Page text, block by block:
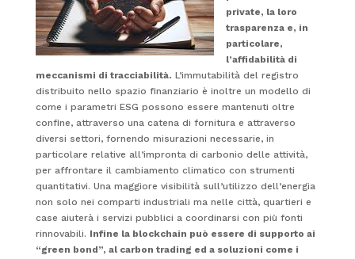
private, la loro
trasparenza e, in
particolare,
l’affidabilità di
meccanismi di tracciabilità. L’immutabilità del registro
distribuito nello spazio finanziario è inoltre un modello di
come i parametri ESG possono essere mantenuti oltre
confine, attraverso una catena di fornitura e attraverso
diversi settori, fornendo misurazioni necessarie, in
particolare relative all’impronta di carbonio delle attività,
per affrontare il cambiamento climatico con strumenti
quantitativi. Una maggiore visibilità sull’utilizzo dell’energia
non solo nei comparti industriali ma nelle città, quartieri e
case aiuterà i servizi pubblici a coordinarsi con più fonti
rinnovabili. Infine la blockchain può essere di supporto ai
“green bond”, al carbon trading ed a soluzioni come i